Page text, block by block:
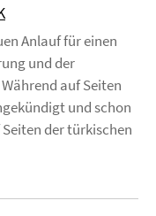
Anlauf für einen
und der
auf Seiten
und schon
der türkischen